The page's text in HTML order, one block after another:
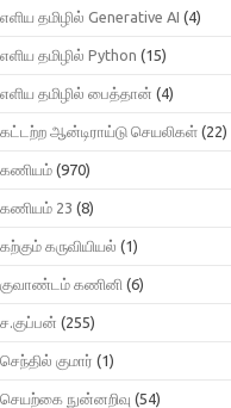
எளிய தமிழில் Generative AI (4)
எளிய தமிழில் Python (15)
எளிய தமிழில் பைத்தான் (4)
கட்டற்ற ஆன்டிராய்டு செயலிகள் (22)
கணியம் (970)
கணியம் 23 (8)
கற்கும் கருவியியல் (1)
குவாண்டம் கணினி (6)
ச.குப்பன் (255)
செந்தில் குமார் (1)
செயற்கை நுன்னறிவு (54)